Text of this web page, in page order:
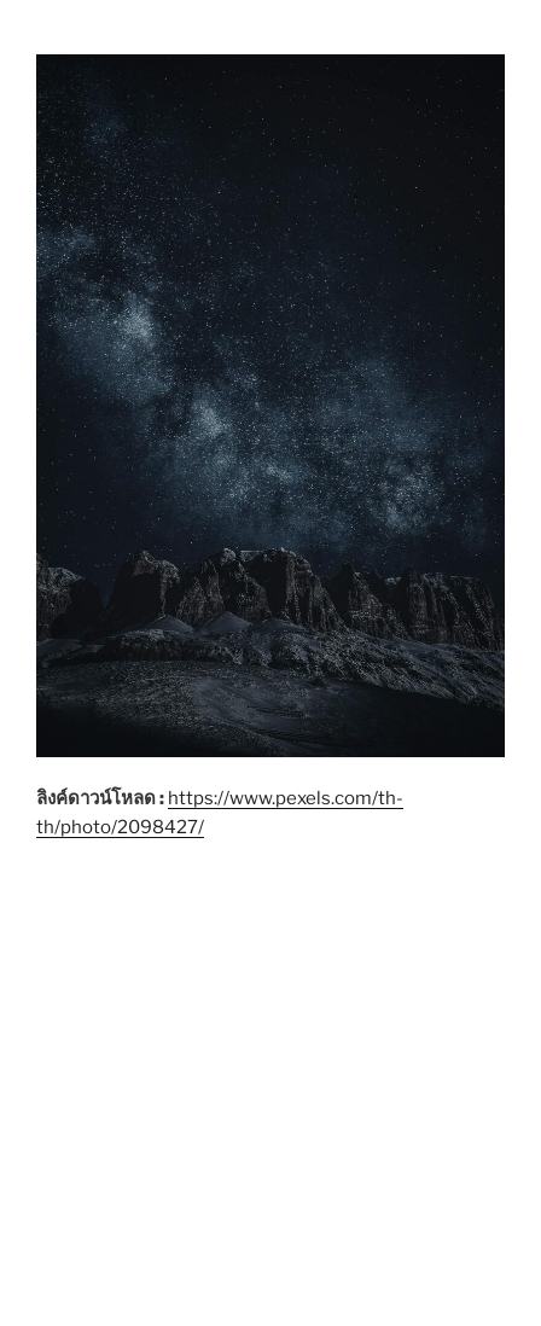
ลิงค์ดาวน์โหลด : https://www.pexels.com/th-
th/photo/2098427/